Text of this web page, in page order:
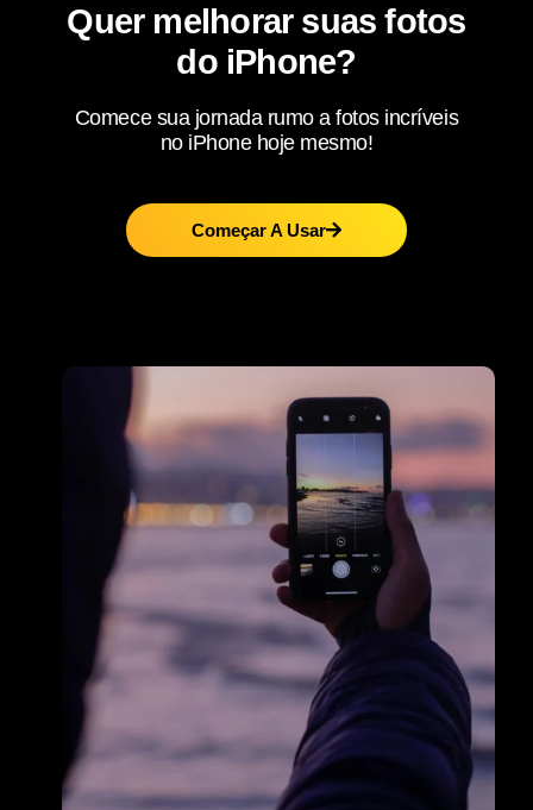
Quer melhorar suas fotos
do iPhone?
Comece sua jornada rumo a fotos incríveis
no iPhone hoje mesmo!
Começar A Usar